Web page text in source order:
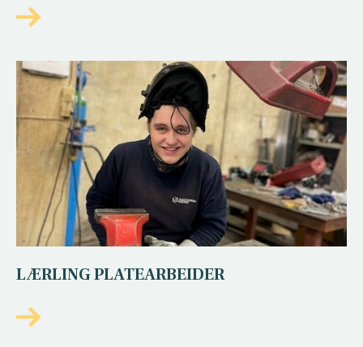
LÆRLING PLATEARBEIDER